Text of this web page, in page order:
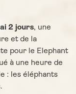
2 jours, une
et de la
pour le Elephant
à une heure de
: les éléphants